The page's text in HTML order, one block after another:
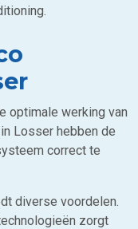
optimale werking van
Losser hebben de
correct te
diverse voordelen.
zorgt